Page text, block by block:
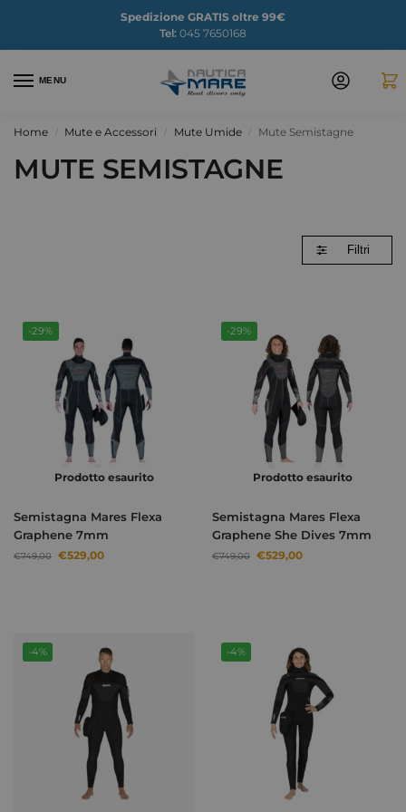
Spedizione GRATIS oltre 99€
Tel: 045 7650168
MENU
Home Mute e Accessori Mute Umide Mute Semistagne
MUTE SEMISTAGNE
Filtri
-29%
Prodotto esaurito
Semistagna Mares Flexa
Graphene 7mm
€749,00 €529,00
-29%
Prodotto esaurito
Semistagna Mares Flexa
Graphene She Dives 7mm
€749,00 €529,00
-4% -4%